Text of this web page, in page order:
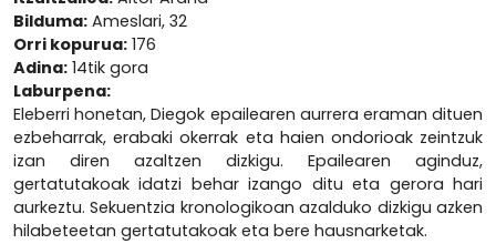
Bilduma: Ameslari, 32
Orri kopurua: 176
Adina: 14tik gora
Laburpena:
Eleberri honetan, Diegok epailearen aurrera eraman dituen
ezbeharrak, erabaki okerrak eta haien ondorioak zeintzuk
izan diren azaltzen dizkigu. Epailearen aginduz,
gertatutakoak idatzi behar izango ditu eta gerora hari
aurkeztu. Sekuentzia kronologikoan azalduko dizkigu azken
hilabeteetan gertatutakoak eta bere hausnarketak.